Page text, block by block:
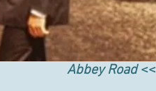
>>
Abbey Road